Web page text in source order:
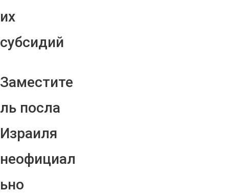
их
субсидий
Заместите
ль посла
Израиля
неофициал
ьно